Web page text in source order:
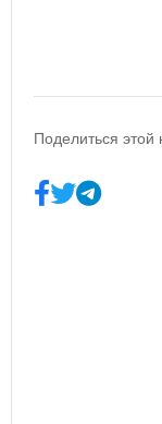
Поделиться этой